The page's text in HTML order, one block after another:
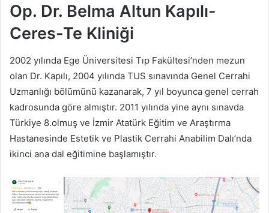
Op. Dr. Belma Altun Kapılı-
Ceres-Te Kliniği
2002 yılında Ege Üniversitesi Tıp Fakültesi’nden mezun
olan Dr. Kapılı, 2004 yılında TUS sınavında Genel Cerrahi
Uzmanlığı bölümünü kazanarak, 7 yıl boyunca genel cerrah
kadrosunda göre almıştır. 2011 yılında yine aynı sınavda
Türkiye 8.olmuş ve İzmir Atatürk Eğitim ve Araştırma
Hastanesinde Estetik ve Plastik Cerrahi Anabilim Dalı’nda
ikinci ana dal eğitimine başlamıştır.